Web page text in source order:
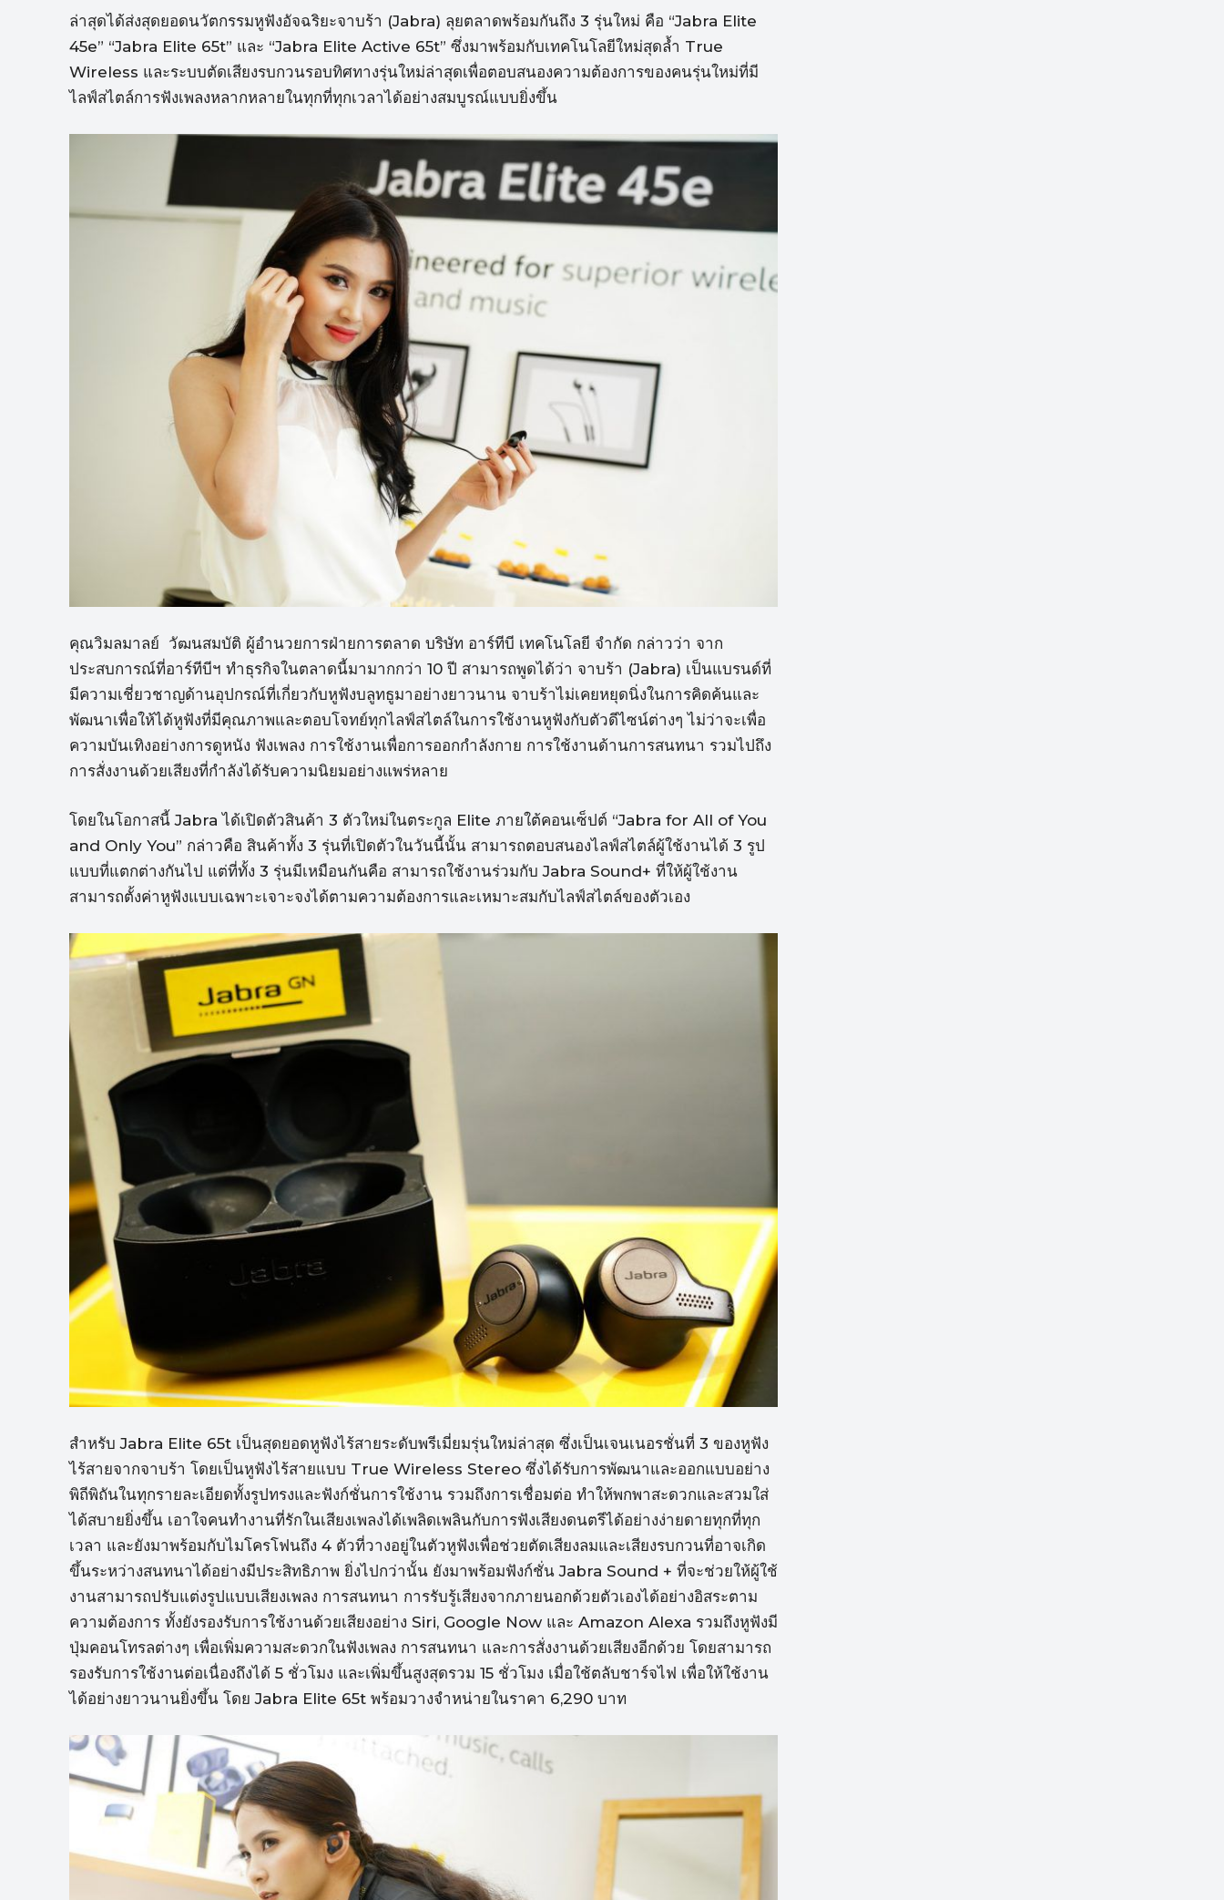
ล่าสุดได้ส่งสุดยอดนวัตกรรมหูฟังอัจฉริยะจาบร้า (Jabra) ลุยตลาดพร้อมกันถึง 3 รุ่นใหม่ คือ “Jabra Elite
45e” “Jabra Elite 65t” และ “Jabra Elite Active 65t” ซึ่งมาพร้อมกับเทคโนโลยีใหม่สุดล้ำ True
Wireless และระบบตัดเสียงรบกวนรอบทิศทางรุ่นใหม่ล่าสุดเพื่อตอบสนองความต้องการของคนรุ่นใหม่ที่มี
ไลฟ์สไตล์การฟังเพลงหลากหลายในทุกที่ทุกเวลาได้อย่างสมบูรณ์แบบยิ่งขึ้น
คุณวิมลมาลย์ วัฒนสมบัติ ผู้อำนวยการฝ่ายการตลาด บริษัท อาร์ทีบี เทคโนโลยี จำกัด กล่าวว่า จาก
ประสบการณ์ที่อาร์ทีบีฯ ทำธุรกิจในตลาดนี้มามากกว่า 10 ปี สามารถพูดได้ว่า จาบร้า (Jabra) เป็นแบรนด์ที่
มีความเชี่ยวชาญด้านอุปกรณ์ที่เกี่ยวกับหูฟังบลูทธูมาอย่างยาวนาน จาบร้าไม่เคยหยุดนิ่งในการคิดค้นและ
พัฒนาเพื่อให้ได้หูฟังที่มีคุณภาพและตอบโจทย์ทุกไลฟ์สไตล์ในการใช้งานหูฟังกับตัวดีไซน์ต่างๆ ไม่ว่าจะเพื่อ
ความบันเทิงอย่างการดูหนัง ฟังเพลง การใช้งานเพื่อการออกกำลังกาย การใช้งานด้านการสนทนา รวมไปถึง
การสั่งงานด้วยเสียงที่กำลังได้รับความนิยมอย่างแพร่หลาย
โดยในโอกาสนี้ Jabra ได้เปิดตัวสินค้า 3 ตัวใหม่ในตระกูล Elite ภายใต้คอนเซ็ปต์ “Jabra for All of You
and Only You” กล่าวคือ สินค้าทั้ง 3 รุ่นที่เปิดตัวในวันนี้นั้น สามารถตอบสนองไลฟ์สไตล์ผู้ใช้งานได้ 3 รูป
แบบที่แตกต่างกันไป แต่ที่ทั้ง 3 รุ่นมีเหมือนกันคือ สามารถใช้งานร่วมกับ Jabra Sound+ ที่ให้ผู้ใช้งาน
สามารถตั้งค่าหูฟังแบบเฉพาะเจาะจงได้ตามความต้องการและเหมาะสมกับไลฟ์สไตล์ของตัวเอง
สำหรับ Jabra Elite 65t เป็นสุดยอดหูฟังไร้สายระดับพรีเมี่ยมรุ่นใหม่ล่าสุด ซึ่งเป็นเจนเนอรชั่นที่ 3 ของหูฟัง
ไร้สายจากจาบร้า โดยเป็นหูฟังไร้สายแบบ True Wireless Stereo ซึ่งได้รับการพัฒนาและออกแบบอย่าง
พิถีพิถันในทุกรายละเอียดทั้งรูปทรงและฟังก์ชั่นการใช้งาน รวมถึงการเชื่อมต่อ ทำให้พกพาสะดวกและสวมใส่
ได้สบายยิ่งขึ้น เอาใจคนทำงานที่รักในเสียงเพลงได้เพลิดเพลินกับการฟังเสียงดนตรีได้อย่างง่ายดายทุกที่ทุก
เวลา และยังมาพร้อมกับไมโครโฟนถึง 4 ตัวที่วางอยู่ในตัวหูฟังเพื่อช่วยตัดเสียงลมและเสียงรบกวนที่อาจเกิด
ขึ้นระหว่างสนทนาได้อย่างมีประสิทธิภาพ ยิ่งไปกว่านั้น ยังมาพร้อมฟังก์ชั่น Jabra Sound + ที่จะช่วยให้ผู้ใช้
งานสามารถปรับแต่งรูปแบบเสียงเพลง การสนทนา การรับรู้เสียงจากภายนอกด้วยตัวเองได้อย่างอิสระตาม
ความต้องการ ทั้งยังรองรับการใช้งานด้วยเสียงอย่าง Siri, Google Now และ Amazon Alexa รวมถึงหูฟังมี
ปุ่มคอนโทรลต่างๆ เพื่อเพิ่มความสะดวกในฟังเพลง การสนทนา และการสั่งงานด้วยเสียงอีกด้วย โดยสามารถ
รองรับการใช้งานต่อเนื่องถึงได้ 5 ชั่วโมง และเพิ่มขึ้นสูงสุดรวม 15 ชั่วโมง เมื่อใช้ตลับชาร์จไฟ เพื่อให้ใช้งาน
ได้อย่างยาวนานยิ่งขึ้น โดย Jabra Elite 65t พร้อมวางจำหน่ายในราคา 6,290 บาท